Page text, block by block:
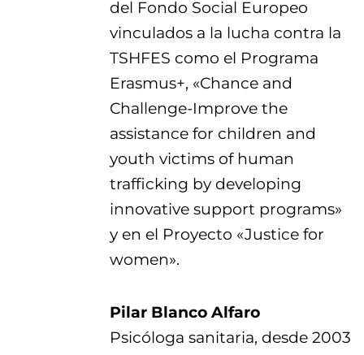
del Fondo Social Europeo
vinculados a la lucha contra la
TSHFES como el Programa
Erasmus+, «Chance and
Challenge-Improve the
assistance for children and
youth victims of human
trafficking by developing
innovative support programs»
y en el Proyecto «Justice for
women».
Pilar Blanco Alfaro
Psicóloga sanitaria, desde 2003